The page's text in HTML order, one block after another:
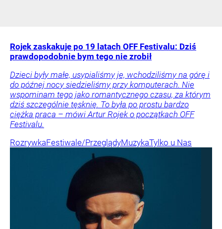
Rojek zaskakuje po 19 latach OFF Festivalu: Dziś
prawdopodobnie bym tego nie zrobił
Dzieci były małe, usypialiśmy je, wchodziliśmy na górę i
do późnej nocy siedzieliśmy przy komputerach. Nie
wspominam tego jako romantycznego czasu, za którym
dziś szczególnie tęsknię. To była po prostu bardzo
ciężka praca – mówi Artur Rojek o początkach OFF
Festivalu.
RozrywkaFestiwale/PrzeglądyMuzykaTylko u Nas